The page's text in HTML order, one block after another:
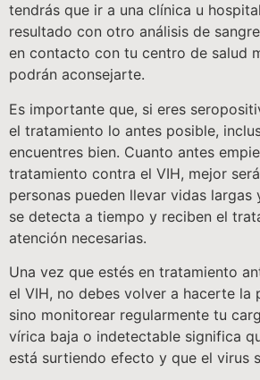
tendrás que ir a una clínica u
resultado con otro análisis de
en contacto con tu centro de salud
podrán aconsejarte.
Es importante que, si eres
el tratamiento lo antes posible,
encuentres bien. Cuanto antes
tratamiento contra el VIH, mejor
personas pueden llevar vidas largas
se detecta a tiempo y reciben el
atención necesarias.
Una vez que estés en tratamiento
el VIH, no debes volver a hacerte la
sino monitorear regularmente tu
vírica baja o indetectable significa
está surtiendo efecto y que el virus